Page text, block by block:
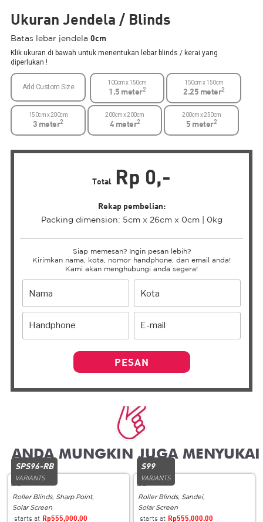
Ukuran Jendela / Blinds
Batas lebar jendela 0cm
Klik ukuran di bawah untuk menentukan lebar blinds / kerai yang
diperlukan !
Add Custom Size
100cm x 150cm
1.5 meter2
150cm x 150cm
2.25 meter2
150cm x 200cm
3 meter2
200cm x 200cm
4 meter2
200cm x 250cm
5 meter2
Total Rp 0,-
Rekap pembelian:
Packing dimension: 5cm x 26cm x 0cm | 0kg
Siap memesan? Ingin pesan lebih?
Kirimkan nama, kota, nomor handphone, dan email anda!
Kami akan menghubungi anda segera!
PESAN
SPS96-RB
VARIANTS
Roller Blinds, Sharp Point,
Solar Screen
Rp555,000.00
S99
VARIANTS
Roller Blinds, Sandei,
Solar Screen
Rp555,000.00